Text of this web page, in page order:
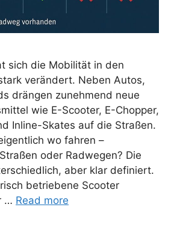
sich die Mobilität in den
verändert. Neben Autos,
drängen zunehmend neue
wie E-Scooter, E-Chopper,
Inline-Skates auf die Straßen.
wo fahren –
oder Radwegen? Die
aber klar definiert.
betriebene Scooter
… Read more